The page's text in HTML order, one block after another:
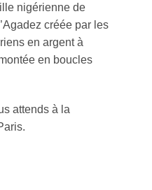
nigérienne de
créée par les
en argent à
en boucles
attends à la
ethnique touareg : Bagzan